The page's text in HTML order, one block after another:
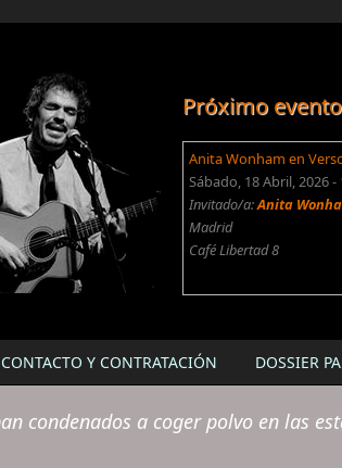
Próximo evento
Anita Wonham en
Sábado, 18 Abril, 2026 -
Invitado/a:Anita
Madrid
Café Libertad 8
CONTACTO Y CONTRATACIÓN DOSSIER
condenados a coger polvo en las